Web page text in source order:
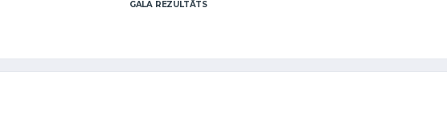
GALA REZULTĀTS